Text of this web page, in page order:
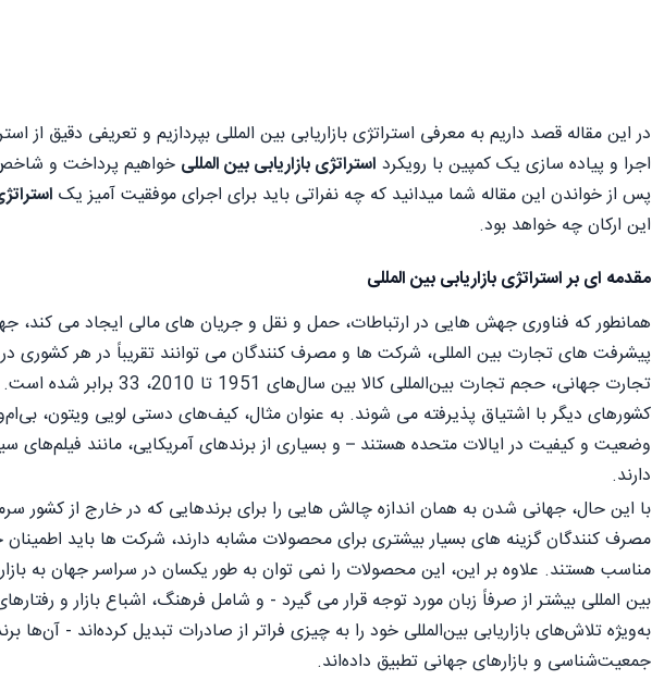
در این مقاله قصد داریم به معرفی استراتژی بازاریابی بین المللی بپردازیم و تعریفی دقیق از
اجرا و پیاده سازی یک کمپین با رویکرد استراتژی بازاریابی بین المللی خواهیم پرداخت و شاخص
پس از خواندن این مقاله شما میدانید که چه نفراتی باید برای اجرای موفقیت آمیز یک
این ارکان چه خواهد بود.
مقدمه ای بر استراتژی بازاریابی بین المللی
همانطور که فناوری جهش هایی در ارتباطات، حمل و نقل و جریان های مالی ایجاد می
پیشرفت های تجارت بین المللی، شرکت ها و مصرف کنندگان می توانند تقریباً در هر کشوری
تجارت جهانی، حجم تجارت
کشورهای دیگر با اشتیاق پذیرفته می شوند. به عنوان مثال، کیف‌های دستی لویی ویتون،
وضعیت و کیفیت در ایالات متحده هستند – و بسیاری از برندهای آمریکایی، مانند فیلم‌های
دارند.
با این حال، جهانی شدن به همان اندازه چالش هایی را برای برندهایی که در خارج از کشور
مصرف کنندگان گزینه های بسیار بیشتری برای محصولات مشابه دارند، شرکت ها باید
مناسب هستند. علاوه بر این، این محصولات را نمی توان به طور یکسان در سراسر جهان به بازار
بین المللی بیشتر از صرفاً زبان مورد توجه قرار می گیرد - و شامل فرهنگ، اشباع بازار و
به‌ویژه تلاش‌های بازاریابی بین‌المللی خود را به چیزی فراتر از صادرات تبدیل کرده‌اند - آن‌ها
جمعیت‌شناسی و بازارهای جهانی تطبیق داده‌اند.